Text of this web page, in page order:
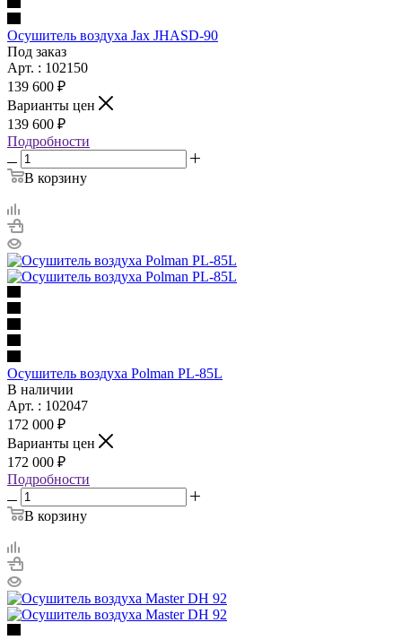
Осушитель воздуха Jax JHASD-90
Под заказ
Арт. : 102150
139 600 ₽
Варианты цен
139 600 ₽
Подробности
В корзину
Осушитель воздуха Polman PL-85L
В наличии
Арт. : 102047
172 000 ₽
Варианты цен
172 000 ₽
Подробности
В корзину